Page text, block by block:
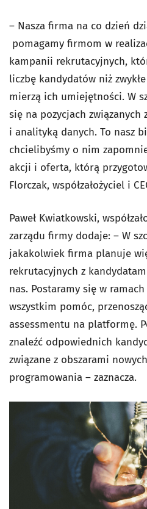
– Nasza firma na co dzień
pomagamy firmom w
kampanii rekrutacyjnych,
liczbę kandydatów niż
mierzą ich umiejętności. W
się na pozycjach
i analityką danych. To nasz
chcielibyśmy o nim
akcji i oferta, którą
Florczak, współzałożyciel i
Paweł Kwiatkowski,
zarządu firmy dodaje: – W
jakakolwiek firma planuje
rekrutacyjnych z
nas. Postaramy się w
wszystkim pomóc,
assessmentu na platformę.
znaleźć odpowiednich
związane z obszarami
programowania – zaznacza.